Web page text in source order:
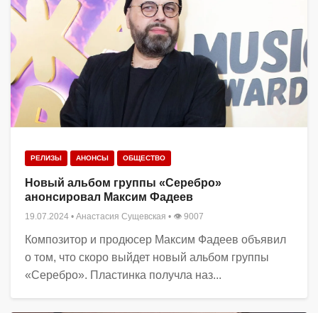
РЕЛИЗЫ АНОНСЫ ОБЩЕСТВО
Новый альбом группы «Серебро»
анонсировал Максим Фадеев
19.07.2024 • Анастасия Сущевская • 👁 9007
Композитор и продюсер Максим Фадеев объявил
о том, что скоро выйдет новый альбом группы
«Серебро». Пластинка получла наз...